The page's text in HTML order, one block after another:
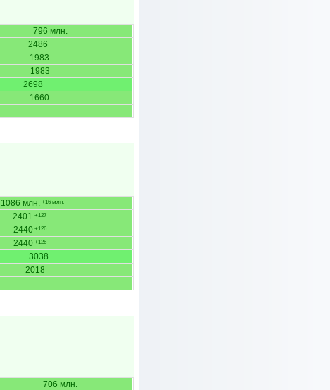
796 млн.
2486
1983
1983
2698
1660
1086 млн. +16 млн.
2401 +127
2440 +126
2440 +126
3038
2018
706 млн.